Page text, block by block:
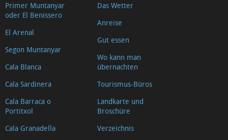
Primer Muntanyar
oder El Benissero
El Arenal
Segon Muntanyar
Cala Blanca
Cala Sardinera
Cala Barraca o
Portitxol
Cala Granadella
Das Wetter
Anreise
Gut essen
Wo kann man
übernachten
Tourismus-Büros
Landkarte und
Broschüre
Verzeichnis